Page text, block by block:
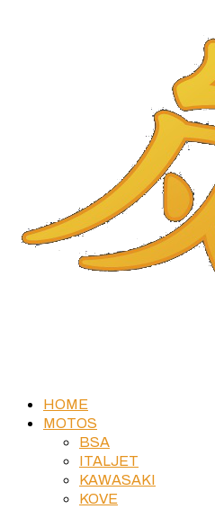
HOME
MOTOS
BSA
ITALJET
KAWASAKI
KOVE